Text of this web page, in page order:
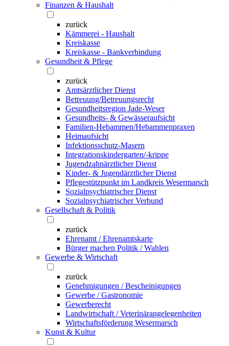
Finanzen & Haushalt
zurück
Kämmerei - Haushalt
Kreiskasse
Kreiskasse - Bankverbindung
Gesundheit & Pflege
zurück
Amtsärztlicher Dienst
Betreuung/Betreuungsrecht
Gesundheitsregion Jade-Weser
Gesundheits- & Gewässeraufsicht
Familien-Hebammen/Hebammenpraxen
Heimaufsicht
Infektionsschutz-Masern
Integrationskindergarten/-krippe
Jugendzahnärztlicher Dienst
Kinder- & Jugendärztlicher Dienst
Pflegestützpunkt im Landkreis Wesermarsch
Sozialpsychiatrischer Dienst
Sozialpsychiatrischer Verbund
Gesellschaft & Politik
zurück
Ehrenamt / Ehrenamtskarte
Bürger machen Politik / Wahlen
Gewerbe & Wirtschaft
zurück
Genehmigungen / Bescheinigungen
Gewerbe / Gastronomie
Gewerberecht
Landwirtschaft / Veterinärangelegenheiten
Wirtschaftsförderung Wesermarsch
Kunst & Kultur